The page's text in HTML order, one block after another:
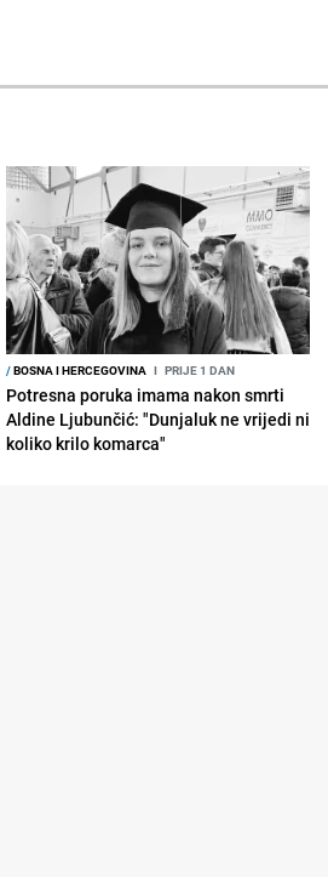
/BOSNA I HERCEGOVINA I PRIJE 1 DAN
Potresna poruka imama nakon smrti
Aldine Ljubunčić: "Dunjaluk ne vrijedi ni
koliko krilo komarca"